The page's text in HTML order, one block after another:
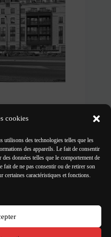
cookies
utilisons des technologies telles que les
des appareils. Le fait de consentir
données telles que le comportement de
de ne pas consentir ou de retirer son
certaines caractéristiques et fonctions.
Lisbonne Valencia